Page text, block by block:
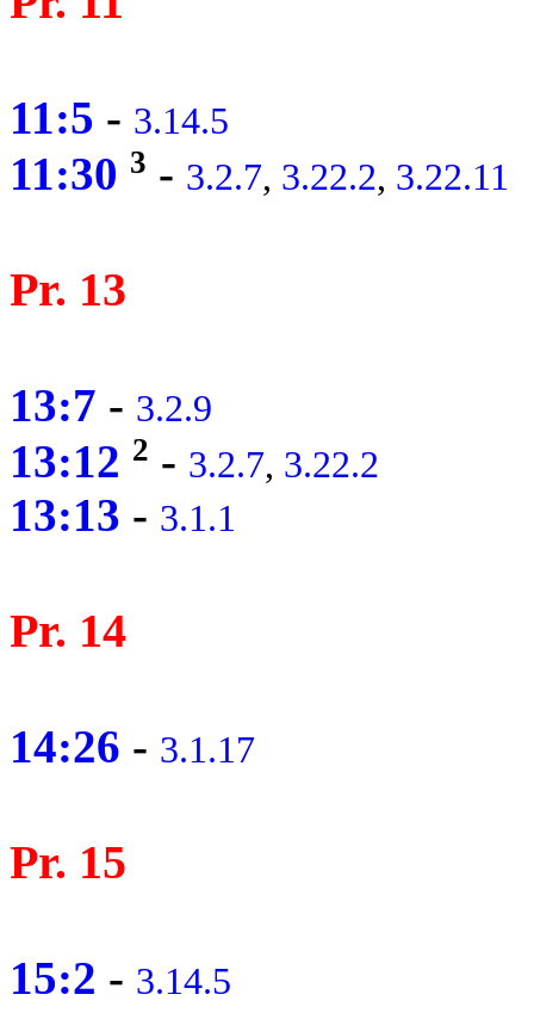
11:5 - 3.14.5
11:30 3 - 3.2.7, 3.22.2, 3.22.11
Pr. 13
13:7 - 3.2.9
13:12 2 - 3.2.7, 3.22.2
13:13 - 3.1.1
Pr. 14
14:26 - 3.1.17
Pr. 15
15:2 - 3.14.5